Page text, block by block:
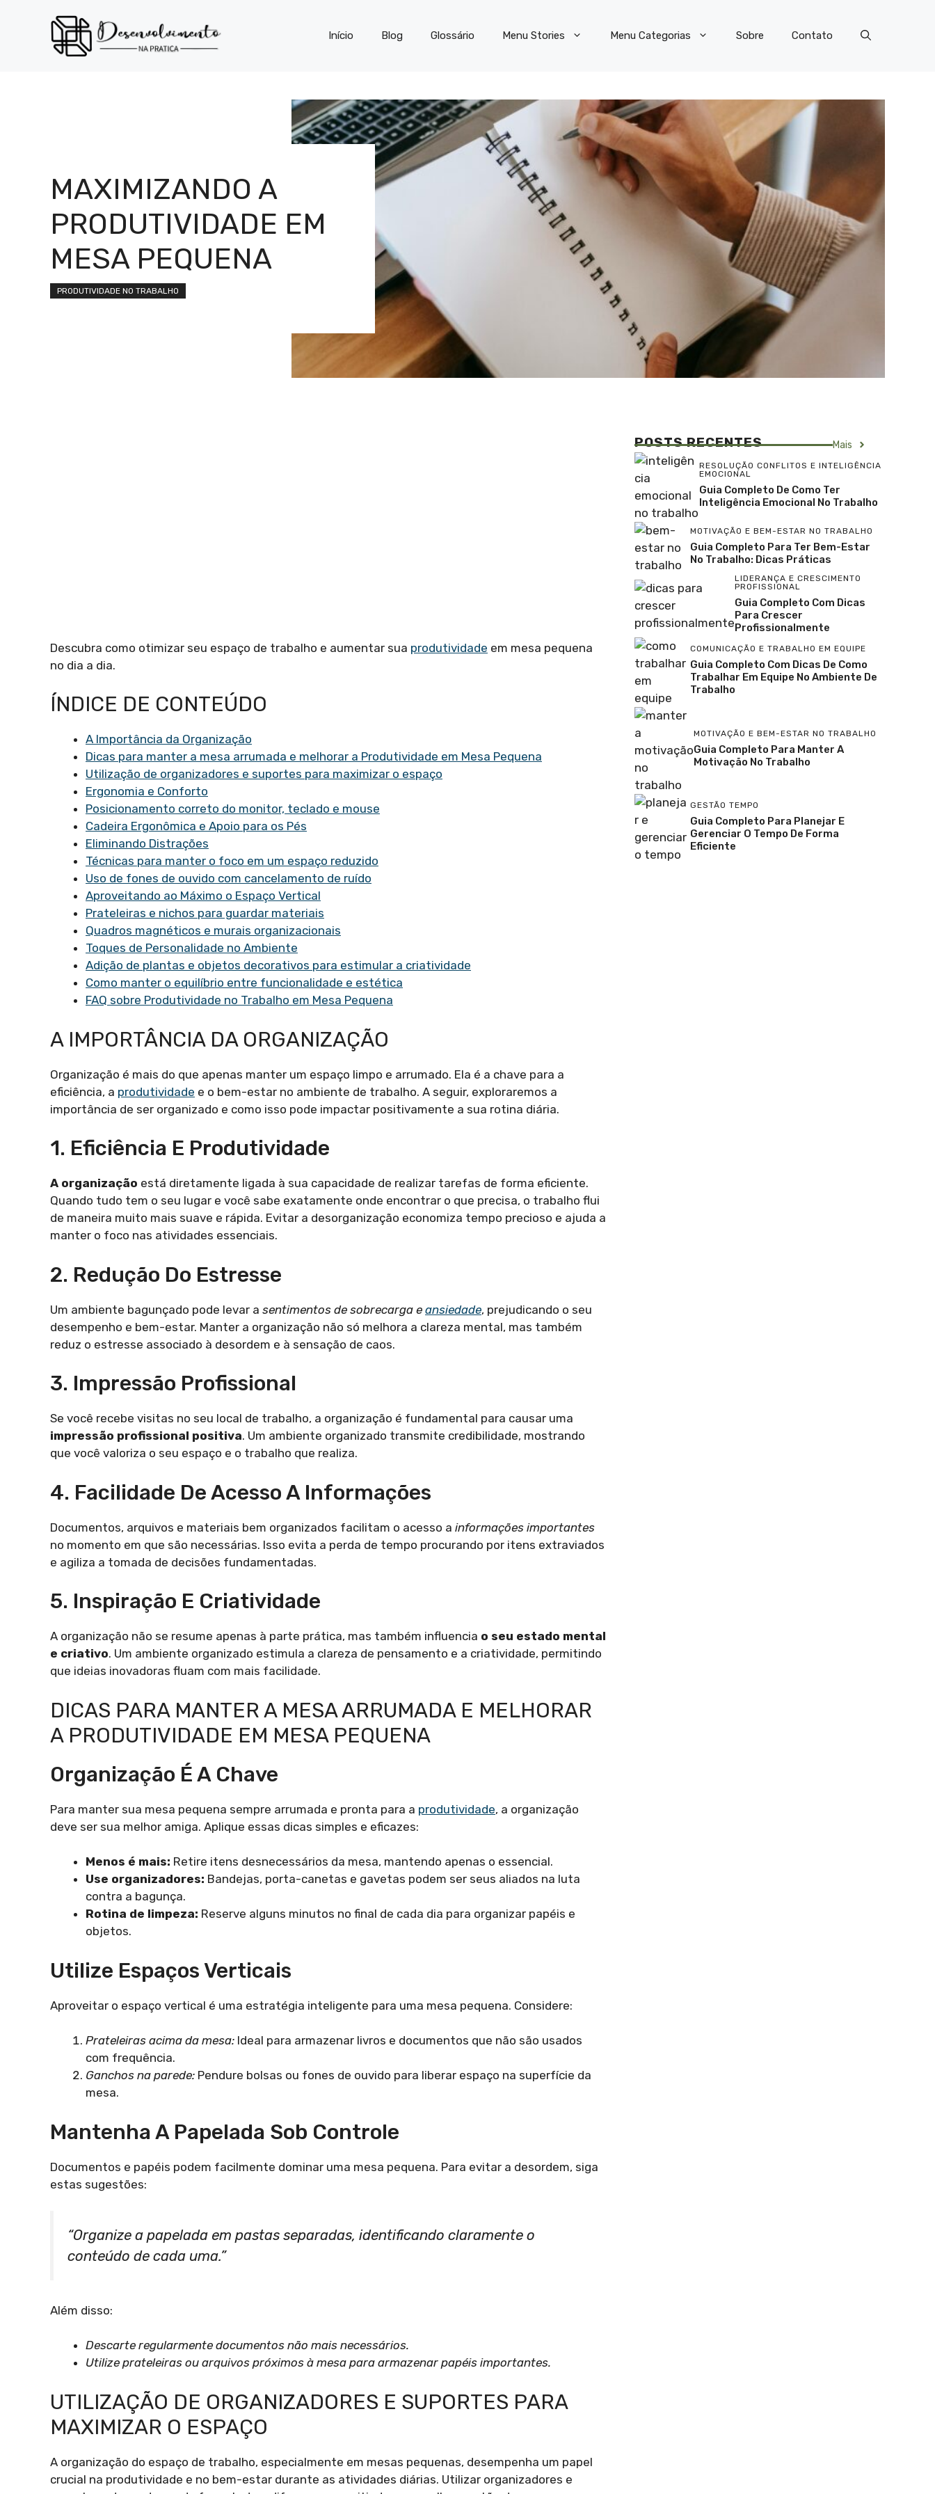
Início Blog Glossário Menu Stories Menu Categorias Sobre Contato
MAXIMIZANDO A
PRODUTIVIDADE EM
MESA PEQUENA
PRODUTIVIDADE NO TRABALHO
Descubra como otimizar seu espaço de trabalho e aumentar sua produtividade em mesa pequena
no dia a dia.
ÍNDICE DE CONTEÚDO
A Importância da Organização
Dicas para manter a mesa arrumada e melhorar a Produtividade em Mesa Pequena
Utilização de organizadores e suportes para maximizar o espaço
Ergonomia e Conforto
Posicionamento correto do monitor, teclado e mouse
Cadeira Ergonômica e Apoio para os Pés
Eliminando Distrações
Técnicas para manter o foco em um espaço reduzido
Uso de fones de ouvido com cancelamento de ruído
Aproveitando ao Máximo o Espaço Vertical
Prateleiras e nichos para guardar materiais
Quadros magnéticos e murais organizacionais
Toques de Personalidade no Ambiente
Adição de plantas e objetos decorativos para estimular a criatividade
Como manter o equilíbrio entre funcionalidade e estética
FAQ sobre Produtividade no Trabalho em Mesa Pequena
A IMPORTÂNCIA DA ORGANIZAÇÃO
Organização é mais do que apenas manter um espaço limpo e arrumado. Ela é a chave para a
eficiência, a produtividade e o bem-estar no ambiente de trabalho. A seguir, exploraremos a
importância de ser organizado e como isso pode impactar positivamente a sua rotina diária.
1. Eficiência E Produtividade
A organização está diretamente ligada à sua capacidade de realizar tarefas de forma eficiente.
Quando tudo tem o seu lugar e você sabe exatamente onde encontrar o que precisa, o trabalho flui
de maneira muito mais suave e rápida. Evitar a desorganização economiza tempo precioso e ajuda a
manter o foco nas atividades essenciais.
2. Redução Do Estresse
Um ambiente bagunçado pode levar a sentimentos de sobrecarga e ansiedade, prejudicando o seu
desempenho e bem-estar. Manter a organização não só melhora a clareza mental, mas também
reduz o estresse associado à desordem e à sensação de caos.
3. Impressão Profissional
Se você recebe visitas no seu local de trabalho, a organização é fundamental para causar uma
impressão profissional positiva. Um ambiente organizado transmite credibilidade, mostrando
que você valoriza o seu espaço e o trabalho que realiza.
4. Facilidade De Acesso A Informações
Documentos, arquivos e materiais bem organizados facilitam o acesso a informações importantes
no momento em que são necessárias. Isso evita a perda de tempo procurando por itens extraviados
e agiliza a tomada de decisões fundamentadas.
5. Inspiração E Criatividade
A organização não se resume apenas à parte prática, mas também influencia o seu estado mental
e criativo. Um ambiente organizado estimula a clareza de pensamento e a criatividade, permitindo
que ideias inovadoras fluam com mais facilidade.
DICAS PARA MANTER A MESA ARRUMADA E MELHORAR
A PRODUTIVIDADE EM MESA PEQUENA
Organização É A Chave
Para manter sua mesa pequena sempre arrumada e pronta para a produtividade, a organização
deve ser sua melhor amiga. Aplique essas dicas simples e eficazes:
Menos é mais: Retire itens desnecessários da mesa, mantendo apenas o essencial.
Use organizadores: Bandejas, porta-canetas e gavetas podem ser seus aliados na luta
contra a bagunça.
Rotina de limpeza: Reserve alguns minutos no final de cada dia para organizar papéis e
objetos.
Utilize Espaços Verticais
Aproveitar o espaço vertical é uma estratégia inteligente para uma mesa pequena. Considere:
Prateleiras acima da mesa: Ideal para armazenar livros e documentos que não são usados
com frequência.
Ganchos na parede: Pendure bolsas ou fones de ouvido para liberar espaço na superfície da
mesa.
Mantenha A Papelada Sob Controle
Documentos e papéis podem facilmente dominar uma mesa pequena. Para evitar a desordem, siga
estas sugestões:
“Organize a papelada em pastas separadas, identificando claramente o
conteúdo de cada uma.”
Além disso:
Descarte regularmente documentos não mais necessários.
Utilize prateleiras ou arquivos próximos à mesa para armazenar papéis importantes.
UTILIZAÇÃO DE ORGANIZADORES E SUPORTES PARA
MAXIMIZAR O ESPAÇO
A organização do espaço de trabalho, especialmente em mesas pequenas, desempenha um papel
crucial na produtividade e no bem-estar durante as atividades diárias. Utilizar organizadores e
POSTS RECENTES Mais
RESOLUÇÃO CONFLITOS E INTELIGÊNCIA
EMOCIONAL
Guia Completo De Como Ter
Inteligência Emocional No Trabalho
MOTIVAÇÃO E BEM-ESTAR NO TRABALHO
Guia Completo Para Ter Bem-Estar
No Trabalho: Dicas Práticas
LIDERANÇA E CRESCIMENTO
PROFISSIONAL
Guia Completo Com Dicas
Para Crescer
Profissionalmente
COMUNICAÇÃO E TRABALHO EM EQUIPE
Guia Completo Com Dicas De Como
Trabalhar Em Equipe No Ambiente De
Trabalho
MOTIVAÇÃO E BEM-ESTAR NO TRABALHO
Guia Completo Para Manter A
Motivação No Trabalho
GESTÃO TEMPO
Guia Completo Para Planejar E
Gerenciar O Tempo De Forma
Eficiente